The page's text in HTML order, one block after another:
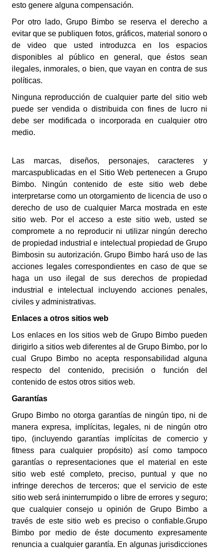
esto genere alguna compensación.
Por otro lado,Grupo Bimbo se reserva el derecho a
evitar que se publiquen fotos, gráficos, material sonoro o
de video que usted introduzca en los espacios
disponibles al público en general, que éstos sean
ilegales, inmorales, o bien, que vayan en contra de sus
políticas.
Ninguna reproducción de cualquier parte del sitio web
puede ser vendida o distribuida con fines de lucro ni
debe ser modificada o incorporada en cualquier otro
medio.
Las marcas, diseños, personajes, caracteres y
marcaspublicadas en el Sitio Web pertenecen a Grupo
Bimbo. Ningún contenido de este sitio web debe
interpretarse como un otorgamiento de licencia de uso o
derecho de uso de cualquier Marca mostrada en este
sitio web.
Por el acceso a este sitio web, usted se
compromete a no reproducir ni utilizar ningún derecho
de propiedad industrial e intelectual propiedad de Grupo
Bimbosin su autorización.Grupo Bimbo hará uso de las
acciones legales correspondientes en caso de que se
haga un uso ilegal de sus derechos de propiedad
industrial e intelectual incluyendo acciones penales,
civiles y administrativas.
Enlaces a otros sitios web
Los enlaces en los sitios web de Grupo Bimbo pueden
dirigirlo a sitios web diferentes al de Grupo Bimbo, por lo
cual Grupo Bimbo no acepta responsabilidad alguna
respecto del contenido, precisión o función del
contenido de estos otros sitios web.
Garantías
Grupo Bimbo no otorga garantías de ningún tipo, ni de
manera expresa, implícitas, legales, ni de ningún otro
tipo, (incluyendo garantías implícitas de comercio y
fitness para cualquier propósito) así como tampoco
garantías o representaciones que el material en este
sitio web esté completo, preciso, puntual y que no
infringe derechos de terceros; que el servicio de este
sitio web será ininterrumpido o libre de errores y seguro;
que cualquier consejo u opinión de Grupo Bimbo a
través de este sitio web es preciso o confiable.Grupo
Bimbo por medio de éste documento expresamente
renuncia a cualquier garantía. En algunas jurisdicciones